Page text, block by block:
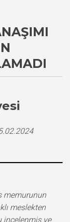
memurunun
meslekten
incelenmiş ve